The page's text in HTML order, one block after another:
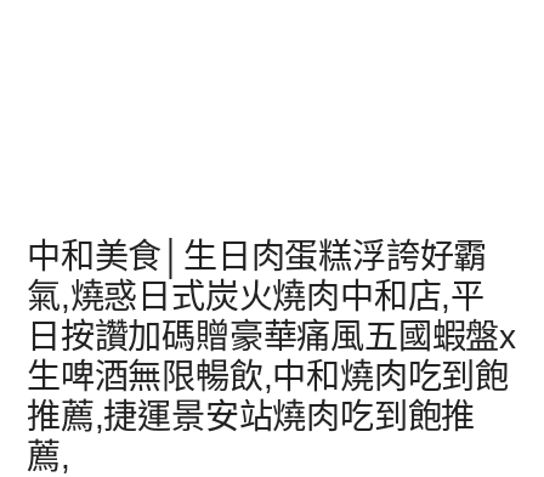
中和美食│生日肉蛋糕浮誇好霸
氣,燒惑日式炭火燒肉中和店,平
日按讚加碼贈豪華痛風五國蝦盤x
生啤酒無限暢飲,中和燒肉吃到飽
推薦,捷運景安站燒肉吃到飽推
薦,